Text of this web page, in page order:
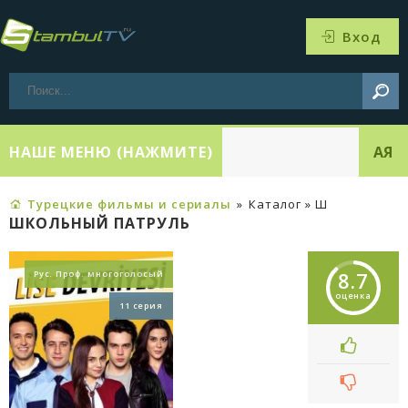
Вход
НАШЕ МЕНЮ (НАЖМИТЕ) АЯ
Турецкие фильмы и сериалы » Каталог » Ш
ШКОЛЬНЫЙ ПАТРУЛЬ
Рус. Проф. многоголосый
11 серия
8.7
оценка